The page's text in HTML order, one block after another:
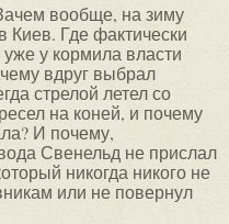
вообще, на зиму
Киев. Где фактически
у кормила власти
вдруг выбрал
стрелой летел со
на коней, и почему
И почему,
Свенельд не прислал
никогда никого не
или не повернул